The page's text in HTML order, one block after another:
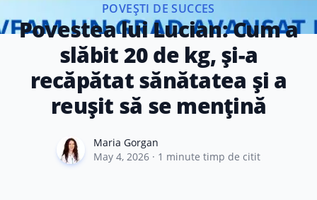
POVEȘTI DE SUCCES
Povestea lui Lucian: Cum a
slăbit 20 de kg, și-a
recăpătat sănătatea și a
reușit să se mențină
Maria Gorgan
Maria Gorgan
May 4, 2026 · 1 minute timp de citit